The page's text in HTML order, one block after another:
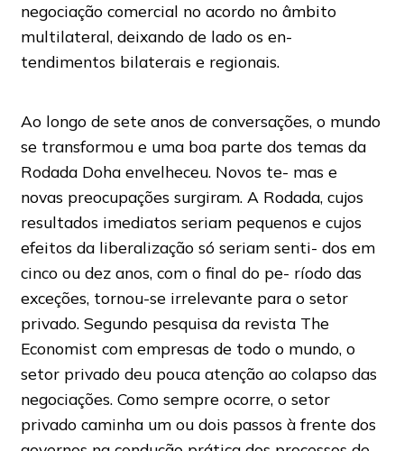
negociação comercial no acordo no âmbito
multilateral, deixando de lado os en-
tendimentos bilaterais e regionais.
Ao longo de sete anos de conversações, o mundo
se transformou e uma boa parte dos temas da
Rodada Doha envelheceu. Novos te- mas e
novas preocupações surgiram. A Rodada, cujos
resultados imediatos seriam pequenos e cujos
efeitos da liberalização só seriam senti- dos em
cinco ou dez anos, com o final do pe- ríodo das
exceções, tornou-se irrelevante para o setor
privado. Segundo pesquisa da revista The
Economist com empresas de todo o mundo, o
setor privado deu pouca atenção ao colapso das
negociações. Como sempre ocorre, o setor
privado caminha um ou dois passos à frente dos